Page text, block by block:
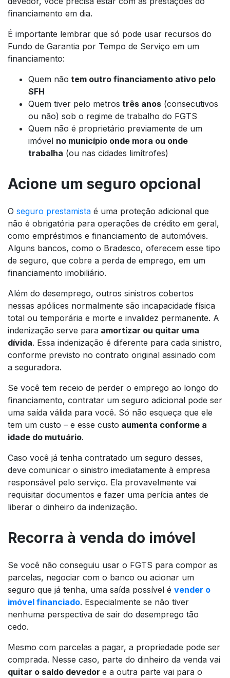
financiamento em dia.
É importante lembrar que só pode usar recursos do
Fundo de Garantia por Tempo de Serviço em um
financiamento:
Quem não tem outro financiamento ativo pelo
SFH
Quem tiver pelo metros três anos (consecutivos
ou não) sob o regime de trabalho do FGTS
Quem não é proprietário previamente de um
imóvel no município onde mora ou onde
trabalha (ou nas cidades limítrofes)
Acione um seguro opcional
O seguro prestamista é uma proteção adicional que
não é obrigatória para operações de crédito em geral,
como empréstimos e financiamento de automóveis.
Alguns bancos, como o Bradesco, oferecem esse tipo
de seguro, que cobre a perda de emprego, em um
financiamento imobiliário.
Além do desemprego, outros sinistros cobertos
nessas apólices normalmente são incapacidade física
total ou temporária e morte e invalidez permanente. A
indenização serve para amortizar ou quitar uma
dívida. Essa indenização é diferente para cada sinistro,
conforme previsto no contrato original assinado com
a seguradora.
Se você tem receio de perder o emprego ao longo do
financiamento, contratar um seguro adicional pode ser
uma saída válida para você. Só não esqueça que ele
tem um custo – e esse custo aumenta conforme a
idade do mutuário.
Caso você já tenha contratado um seguro desses,
deve comunicar o sinistro imediatamente à empresa
responsável pelo serviço. Ela provavelmente vai
requisitar documentos e fazer uma perícia antes de
liberar o dinheiro da indenização.
Recorra à venda do imóvel
Se você não conseguiu usar o FGTS para compor as
parcelas, negociar com o banco ou acionar um
seguro que já tenha, uma saída possível é vender o
imóvel financiado. Especialmente se não tiver
nenhuma perspectiva de sair do desemprego tão
cedo.
Mesmo com parcelas a pagar, a propriedade pode ser
comprada. Nesse caso, parte do dinheiro da venda vai
quitar o saldo devedor e a outra parte vai para o